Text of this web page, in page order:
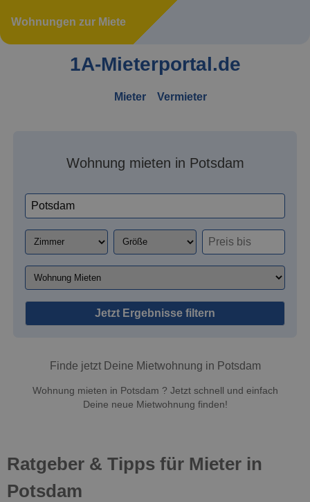
Wohnungen zur Miete
1A-Mieterportal.de
Mieter Vermieter
Wohnung mieten in Potsdam
Jetzt Ergebnisse filtern
Finde jetzt Deine Mietwohnung in Potsdam
Wohnung mieten in Potsdam ? Jetzt schnell und einfach
Deine neue Mietwohnung finden!
Ratgeber & Tipps für Mieter in
Potsdam